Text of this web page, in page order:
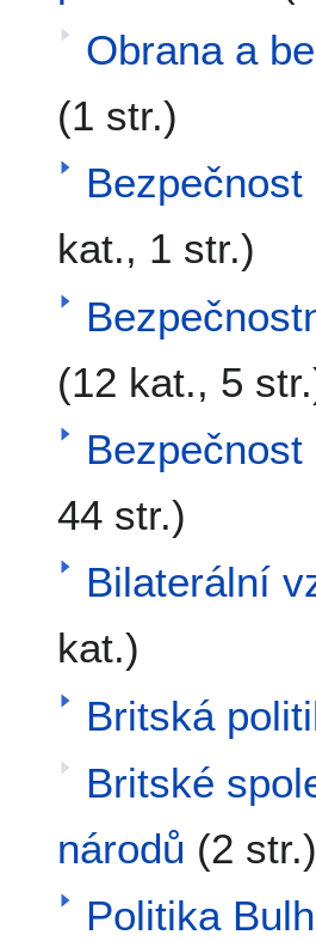
Obrana a
(1 str.)
Bezpečnost
kat., 1 str.)
(12 kat., 5
Bezpečnost
44 str.)
Bilaterální
kat.)
Britská
Britské
národů (2 str.)
Politika